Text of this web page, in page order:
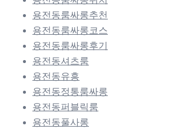
용전동룸싸롱추천
용전동룸싸롱코스
용전동룸싸롱후기
용전동셔츠룸
용전동유흥
용전동정통룸싸롱
용전동퍼블릭룸
용전동풀사롱